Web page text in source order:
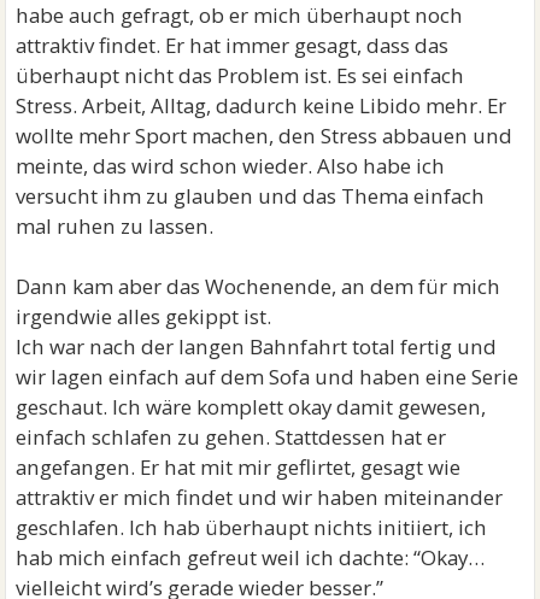
habe auch gefragt, ob er mich überhaupt noch
attraktiv findet. Er hat immer gesagt, dass das
überhaupt nicht das Problem ist. Es sei einfach
Stress. Arbeit, Alltag, dadurch keine Libido mehr. Er
wollte mehr Sport machen, den Stress abbauen und
meinte, das wird schon wieder. Also habe ich
versucht ihm zu glauben und das Thema einfach
mal ruhen zu lassen.
Dann kam aber das Wochenende, an dem für mich
irgendwie alles gekippt ist.
Ich war nach der langen Bahnfahrt total fertig und
wir lagen einfach auf dem Sofa und haben eine Serie
geschaut. Ich wäre komplett okay damit gewesen,
einfach schlafen zu gehen. Stattdessen hat er
angefangen. Er hat mit mir geflirtet, gesagt wie
attraktiv er mich findet und wir haben miteinander
geschlafen. Ich hab überhaupt nichts initiiert, ich
hab mich einfach gefreut weil ich dachte: “Okay…
vielleicht wird’s gerade wieder besser.”